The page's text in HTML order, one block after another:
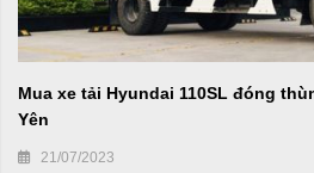
Mua xe tải Hyundai 110SL đóng
Yên
21/07/2023